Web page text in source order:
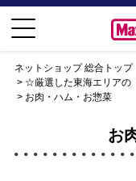
ネットショップ 総合トップ
☆厳選した東海エリアの
お肉・ハム・お惣菜
お